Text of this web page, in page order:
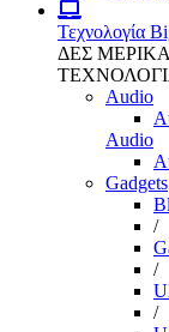
Τεχνολογία
ΔΕΣ
Audio
Audio
Gadgets
/
/
/